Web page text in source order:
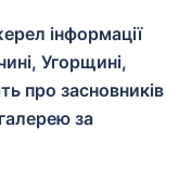
інформації
Угорщині,
про засновників
за